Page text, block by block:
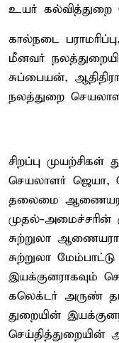
உயர் கல்வித்துறை
கால்நடை
மீனவர்
சுப்பையன்,
நலத்துறை
சிறப்பு
செயலாளர் ஜெயா,
தலைமை ஆணையராக
முதல்-
சுற்றுலா
சுற்றுலா
இயக்குனராகவும்
கலெக்டர் அருண்
துறையின்
செய்தித்துறையின்